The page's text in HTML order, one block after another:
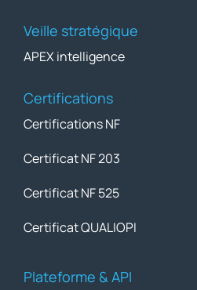
Veille stratégique
APEX intelligence
Certifications
Certifications NF
Certificat NF 203
Certificat NF 525
Certificat QUALIOPI
Plateforme & API